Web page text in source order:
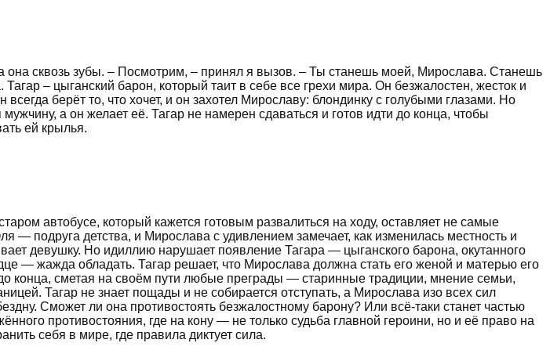
она сквозь зубы. – Посмотрим, – принял я вызов. – Ты станешь моей, Мирослава. Станешь
– цыганский барон, который таит в себе все грехи мира. Он безжалостен, жесток и
берёт то, что хочет, и он захотел Мирославу: блондинку с голубыми глазами. Но
а он желает её. Тагар не намерен сдаваться и готов идти до конца, чтобы
ей крылья.
автобусе, который кажется готовым развалиться на ходу, оставляет не самые
— подруга детства, и Мирослава с удивлением замечает, как изменилась местность и
девушку. Но идиллию нарушает появление Тагара — цыганского барона, окутанного
— жажда обладать. Тагар решает, что Мирослава должна стать его женой и матерью его
конца, сметая на своём пути любые преграды — старинные традиции, мнение семьи,
Тагар не знает пощады и не собирается отступать, а Мирослава изо всех сил
Сможет ли она противостоять безжалостному барону? Или всё-таки станет частью
противостояния, где на кону — не только судьба главной героини, но и её право на
себя в мире, где правила диктует сила.